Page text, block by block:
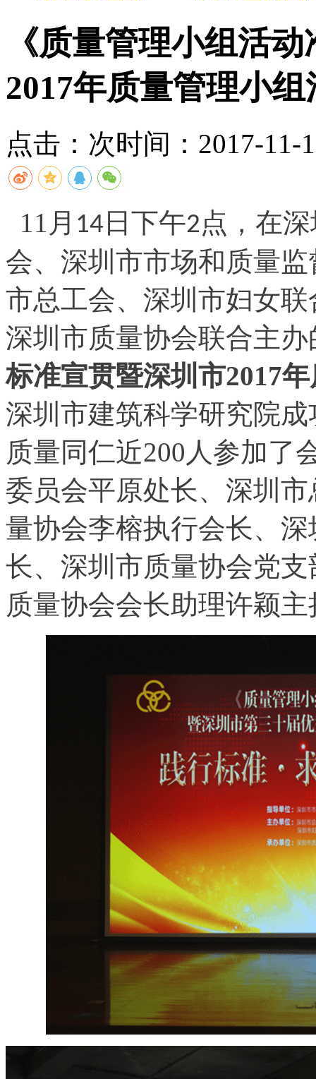
《质量管理小组活
2017年质量管理小
点击： 次时间：2017-11-
11 月 14 日下午2点，在
会、深圳市市场和质量
市总工会、深圳市妇女
深圳市质量协会联合主办
标准宣贯暨深圳市2017年
深圳市建筑科学研究院
质量同仁近200 人参加了
委员会平原处长、深圳
量协会李榕执行会长、
长、深圳市质量协会党
质量协会会长助理许颖